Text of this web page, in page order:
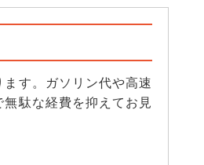
す。ガソリン代や高速
駄な経費を抑えてお見